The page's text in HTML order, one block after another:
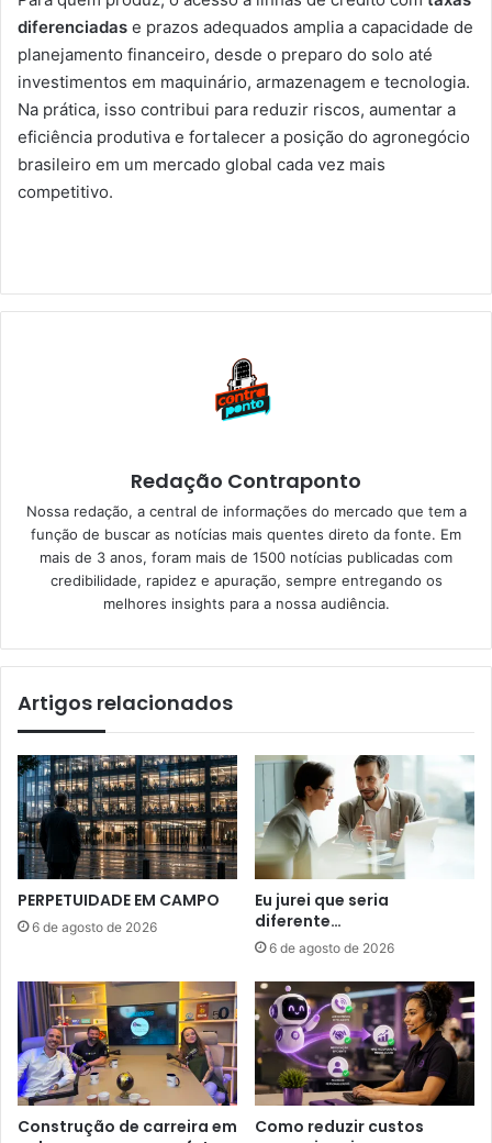
diferenciadas e prazos adequados amplia a capacidade de
planejamento financeiro, desde o preparo do solo até
investimentos em maquinário, armazenagem e tecnologia.
Na prática, isso contribui para reduzir riscos, aumentar a
eficiência produtiva e fortalecer a posição do agronegócio
brasileiro em um mercado global cada vez mais
competitivo.
Redação Contraponto
Nossa redação, a central de informações do mercado que tem a
função de buscar as notícias mais quentes direto da fonte. Em
mais de 3 anos, foram mais de 1500 notícias publicadas com
credibilidade, rapidez e apuração, sempre entregando os
melhores insights para a nossa audiência.
Artigos relacionados
PERPETUIDADE EM CAMPO
6 de agosto de 2026
Eu jurei que seria
diferente…
6 de agosto de 2026
Construção de carreira em
Como reduzir custos